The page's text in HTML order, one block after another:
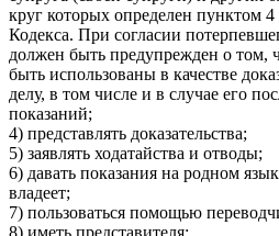
круг которых определен пунктом 4
Кодекса. При согласии
должен быть предупрежден о том,
быть использованы в качестве
делу, в том числе и в случае его
показаний;
4) представлять доказательства;
5) заявлять ходатайства и отводы;
6) давать показания на родном
владеет;
7) пользоваться помощью
8) иметь представителя;